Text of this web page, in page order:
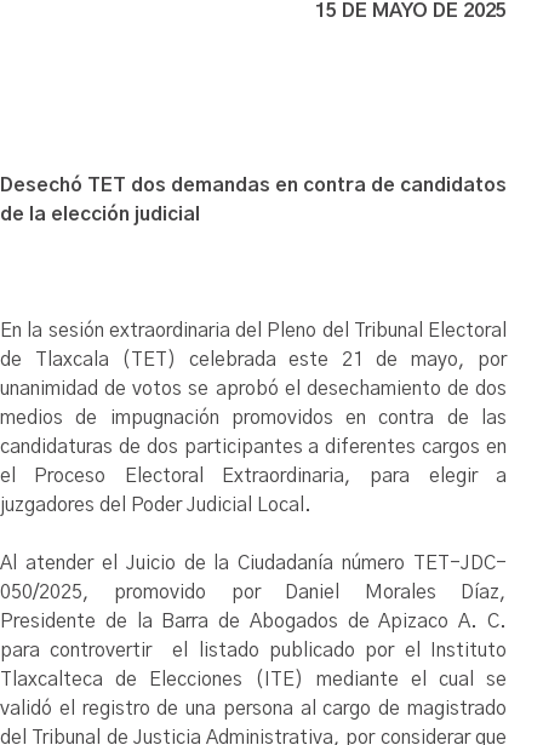
15 DE MAYO DE 2025
Desechó TET dos demandas en contra de candidatos
de la elección judicial
En la sesión extraordinaria del Pleno del Tribunal Electoral
de Tlaxcala (TET) celebrada este 21 de mayo, por
unanimidad de votos se aprobó el desechamiento de dos
medios de impugnación promovidos en contra de las
candidaturas de dos participantes a diferentes cargos en
el Proceso Electoral Extraordinaria, para elegir a
juzgadores del Poder Judicial Local.
Al atender el Juicio de la Ciudadanía número TET-JDC-
050/2025, promovido por Daniel Morales Díaz,
Presidente de la Barra de Abogados de Apizaco A. C.
para controvertir el listado publicado por el Instituto
Tlaxcalteca de Elecciones (ITE) mediante el cual se
validó el registro de una persona al cargo de magistrado
del Tribunal de Justicia Administrativa, por considerar que